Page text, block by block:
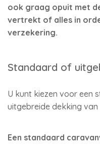
ook graag opuit met
vertrekt of alles in
verzekering.
Standaard of
U kunt kiezen voor een
uitgebreide dekking
Een standaard